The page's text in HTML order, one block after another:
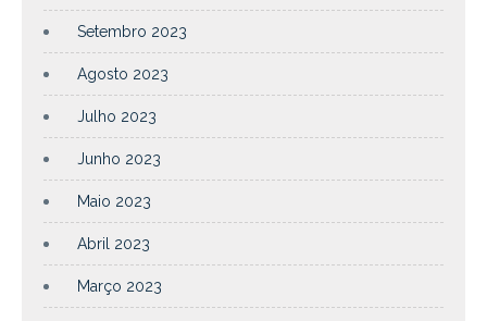
Setembro 2023
Agosto 2023
Julho 2023
Junho 2023
Maio 2023
Abril 2023
Março 2023